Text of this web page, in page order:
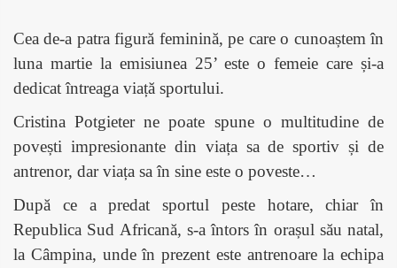
Cea de-a patra figură feminină, pe care o cunoaștem în
luna martie la emisiunea 25’ este o femeie care și-a
dedicat întreaga viață sportului.
Cristina Potgieter ne poate spune o multitudine de
povești impresionante din viața sa de sportiv și de
antrenor, dar viața sa în sine este o poveste…
După ce a predat sportul peste hotare, chiar în
Republica Sud Africană, s-a întors în orașul său natal,
la Câmpina, unde în prezent este antrenoare la echipa